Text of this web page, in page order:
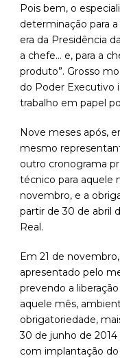
Pois bem, o
determinação para
era da Presidência
a chefe… e, para a
produto”. Grosso
do Poder Executivo
trabalho em papel
Nove meses após,
mesmo
outro cronograma
técnico para aquele
novembro, e a
partir de 30 de abril
Real.
Em 21 de
apresentado pelo
prevendo a
aquele mês,
obrigatoriedade,
30 de junho de
com implantação